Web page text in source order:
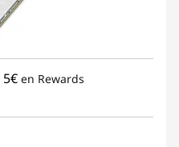
5€ en Rewards